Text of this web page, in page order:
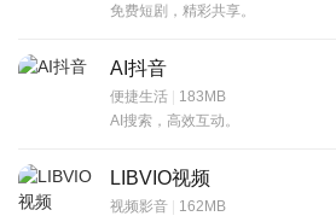
免费短剧，精彩共享。
AI抖音
便捷生活 | 183MB
AI搜索，高效互动。
LIBVIO视频
视频影音 | 162MB